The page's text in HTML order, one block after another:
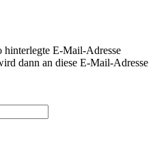
hinterlegte E-Mail-Adresse
dann an diese E-Mail-Adresse